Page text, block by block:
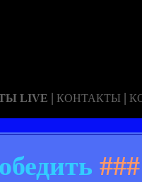
LIVE | КОНТАКТЫ |
###